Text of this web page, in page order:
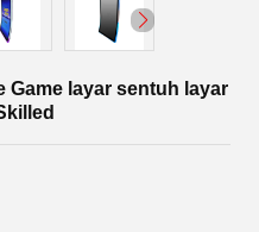
Game layar sentuh layar